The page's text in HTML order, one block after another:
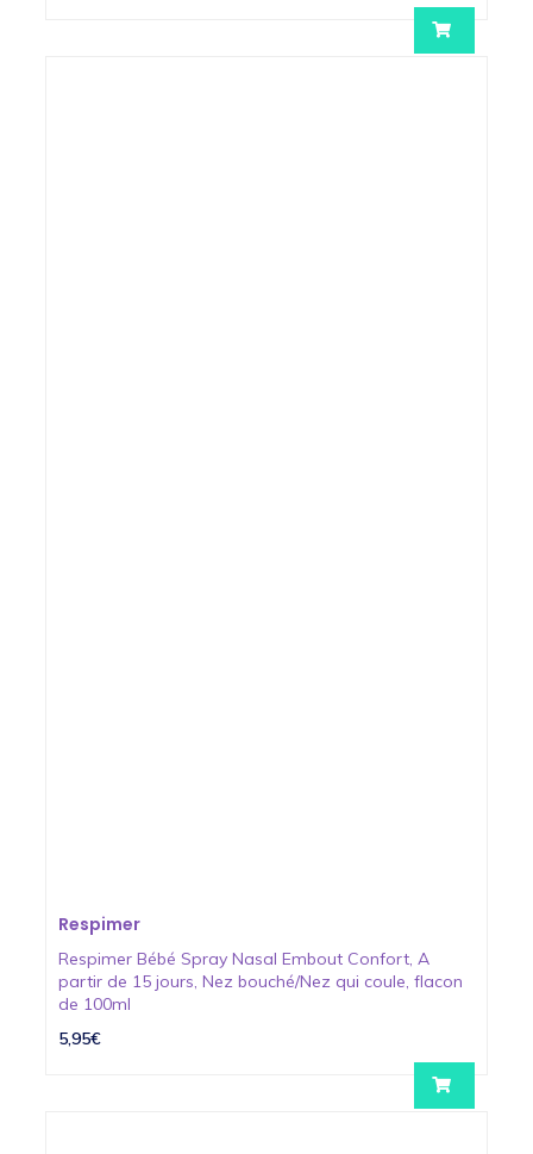
Respimer
Respimer Bébé Spray Nasal Embout Confort, A
partir de 15 jours, Nez bouché/Nez qui coule, flacon
de 100ml
5,95€